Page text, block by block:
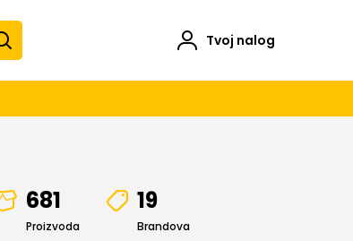
Tvoj nalog
681
Proizvoda
19
Brandova